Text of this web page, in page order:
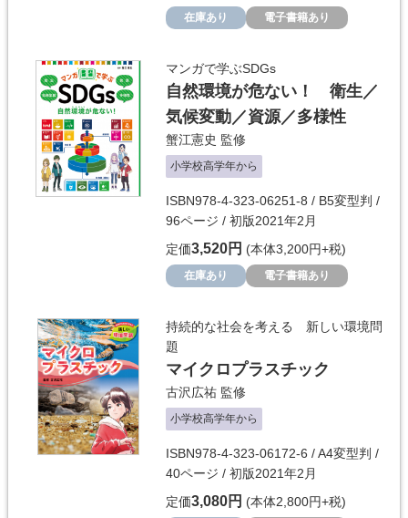
在庫あり 電子書籍あり
マンガで学ぶSDGs
自然環境が危ない！ 衛生／
気候変動／資源／多様性
蟹江憲史 監修
小学校高学年から
ISBN978-4-323-06251-8 / B5変型判 /
96ページ / 初版2021年2月
定価3,520円 (本体3,200円+税)
在庫あり 電子書籍あり
持続的な社会を考える 新しい環境問
題
マイクロプラスチック
古沢広祐 監修
小学校高学年から
ISBN978-4-323-06172-6 / A4変型判 /
40ページ / 初版2021年2月
定価3,080円 (本体2,800円+税)